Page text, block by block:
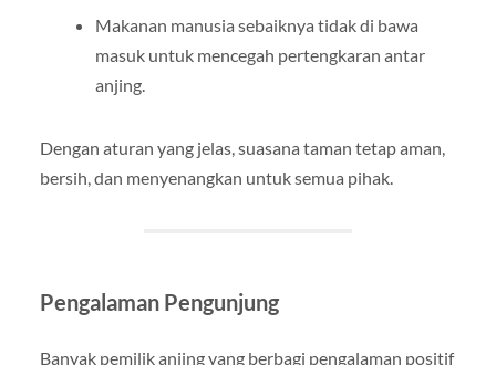
Makanan manusia sebaiknya tidak di bawa
masuk untuk mencegah pertengkaran antar
anjing.
Dengan aturan yang jelas, suasana taman tetap aman,
bersih, dan menyenangkan untuk semua pihak.
Pengalaman Pengunjung
Banyak pemilik anjing yang berbagi pengalaman positif